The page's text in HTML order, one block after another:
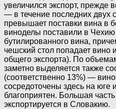
увеличился экспорт, прежде
— в течение последних двух
превышает поставки вина в
виноделы поставили в Чехию
бутилированного вина,
чешский стол попадает вино
общего экспорта). По
заметно выделяется также
(соответственно 13%) —
сосредоточены здесь на юге
благоприятен. Большая
экспортируется в Словакию.